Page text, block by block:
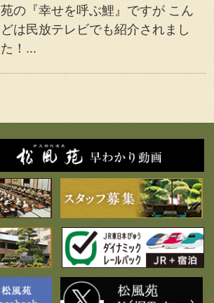
苑の『幸せを呼ぶ鯉』ですが こん
どは民放テレビでも紹介されまし
た！...